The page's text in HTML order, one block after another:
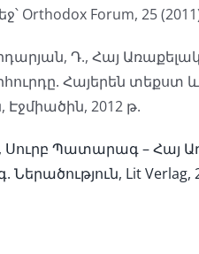
Orthodox Forum, 25
Դ., Հայ
Հայերեն տեքստ և
Էջմիածին, 2012 թ.
Սուրբ Պատարագ – Հայ
Lit Verlag,